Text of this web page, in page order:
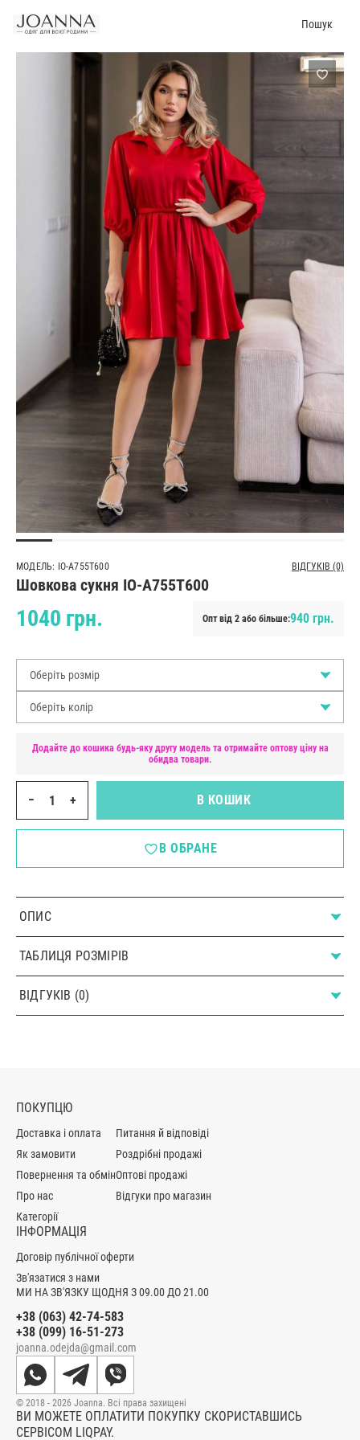
Пошук
МОДЕЛЬ: IO-A755T600 ВІДГУКІВ (0)
Шовкова сукня IO-A755T600
1040 грн. Опт від 2 або більше:940 грн.
Оберіть розмір
Оберіть колір
Додайте до кошика будь-яку другу модель та отримайте оптову ціну на
обидва товари.
− + В КОШИК
В ОБРАНЕ
ОПИС
ТАБЛИЦЯ РОЗМІРІВ
ВІДГУКІВ (0)
МИ НА ЗВ'ЯЗКУ ЩОДНЯ З 09.00 ДО 21.00
+38 (063) 42-74-583
+38 (099) 16-51-273
joanna.odejda@gmail.com
ПОКУПЦЮ
Доставка і оплата
Як замовити
Повернення та обмін
Про нас
Категорії
Питання й відповіді
Роздрібні продажі
Оптові продажі
Відгуки про магазин
ІНФОРМАЦІЯ
Договір публічної оферти
Зв'язатися з нами
ВИ МОЖЕТЕ ОПЛАТИТИ ПОКУПКУ СКОРИСТАВШИСЬ
СЕРВІСОМ LIQPAY.
© 2018 - 2026 Joanna. Всі права захищені